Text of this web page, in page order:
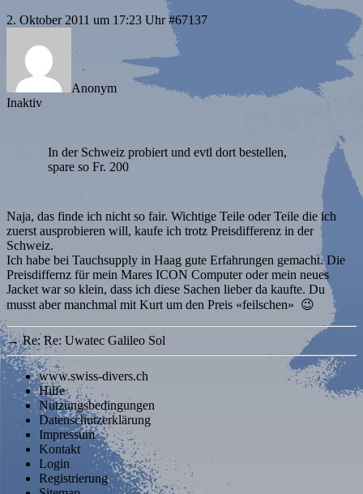
2. Oktober 2011 um 17:23 Uhr #67137
Anonym
Inaktiv
In der Schweiz probiert und evtl dort bestellen,
spare so Fr. 200
Naja, das finde ich nicht so fair. Wichtige Teile oder Teile die ich
zuerst ausprobieren will, kaufe ich trotz Preisdifferenz in der
Schweiz.
Ich habe bei Tauchsupply in Haag gute Erfahrungen gemacht. Die
Preisdiffernz für mein Mares ICON Computer oder mein neues
Jacket war so klein, dass ich diese Sachen lieber da kaufte. Du
musst aber manchmal mit Kurt um den Preis «feilschen» 😉
→ Re: Re: Uwatec Galileo Sol
www.swiss-divers.ch
Hilfe
Nutzungsbedingungen
Datenschutzerklärung
Impressum
Kontakt
Login
Registrierung